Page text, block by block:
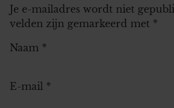
Je e-mailadres wordt niet
velden zijn gemarkeerd met *
Naam *
E-mail *